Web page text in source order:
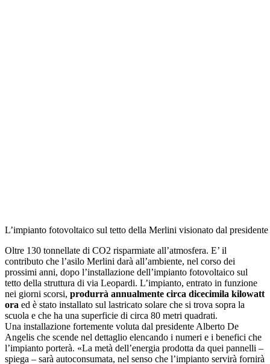
L’impianto fotovoltaico sul tetto della Merlini visionato dal
Oltre 130 tonnellate di CO2 risparmiate all’atmosfera. E’ il
contributo che l’asilo Merlini darà all’ambiente, nel corso dei
prossimi anni, dopo l’installazione dell’impianto fotovoltaico sul
tetto della struttura di via Leopardi. L’impianto, entrato in funzione
nei giorni scorsi, produrrà annualmente circa dicecimila kilowatt
ora ed è stato installato sul lastricato solare che si trova sopra la
scuola e che ha una superficie di circa 80 metri quadrati.
Una installazione fortemente voluta dal presidente Alberto De
Angelis che scende nel dettaglio elencando i numeri e i benefici che
l’impianto porterà. «La metà dell’energia prodotta da quei pannelli –
spiega – sarà autoconsumata, nel senso che l’impianto servirà fornirà